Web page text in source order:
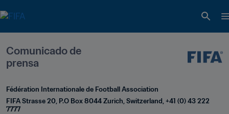
Comunicado de
prensa
Fédération Internationale de Football Association
FIFA Strasse 20, P.O Box 8044 Zurich, Switzerland, +41 (0) 43 222
7777